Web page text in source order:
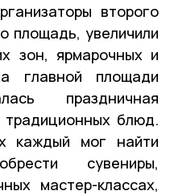
второго
площадь, увеличили
зон, ярмарочных и
главной площади
праздничная
традиционных блюд.
каждый мог найти
сувениры,
мастер-классах,